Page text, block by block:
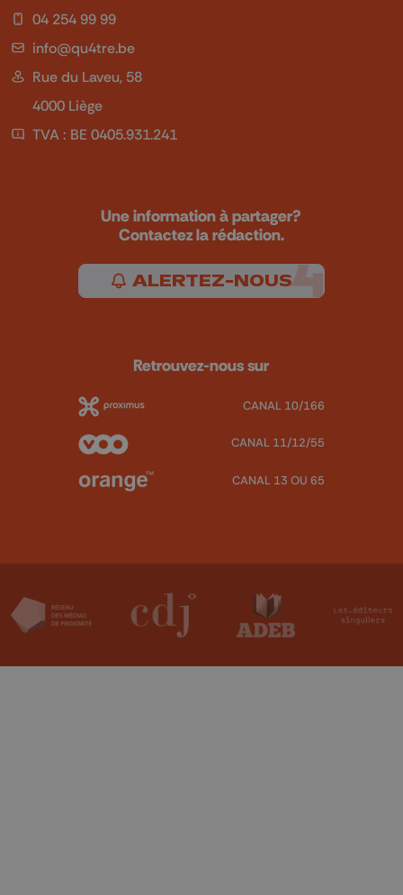
04 254 99 99
info@qu4tre.be
Rue du Laveu, 58
4000 Liège
TVA : BE 0405.931.241
Une information à partager?
Contactez la rédaction.
ALERTEZ-NOUS
Retrouvez-nous sur
CANAL 10/166
CANAL 11/12/55
CANAL 13 OU 65